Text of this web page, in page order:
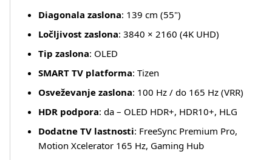
Diagonala zaslona: 139 cm (55")
Ločljivost zaslona: 3840 × 2160 (4K UHD)
Tip zaslona: OLED
SMART TV platforma: Tizen
Osveževanje zaslona: 100 Hz / do 165 Hz (VRR)
HDR podpora: da – OLED HDR+, HDR10+, HLG
Dodatne TV lastnosti: FreeSync Premium Pro,
Motion Xcelerator 165 Hz, Gaming Hub